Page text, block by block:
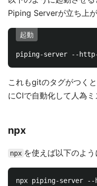
Piping Serverはデータを
もデータベースに繋ぐ
Docker imageもgitの
buildで自動でイメージ
す。
Piping Serverはnpmの
npm install -g